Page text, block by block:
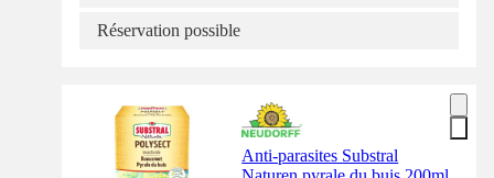
Réservation possible
Anti-parasites Substral